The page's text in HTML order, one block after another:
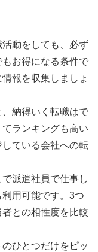
活動をしても、必ず
お得になる条件で
報を収集しましょ
納得いく転職はで
ランキングも高い
ている会社への転
派遣社員で仕事し
用可能です。3つ
との相性度を比較
ひとつだけをピッ